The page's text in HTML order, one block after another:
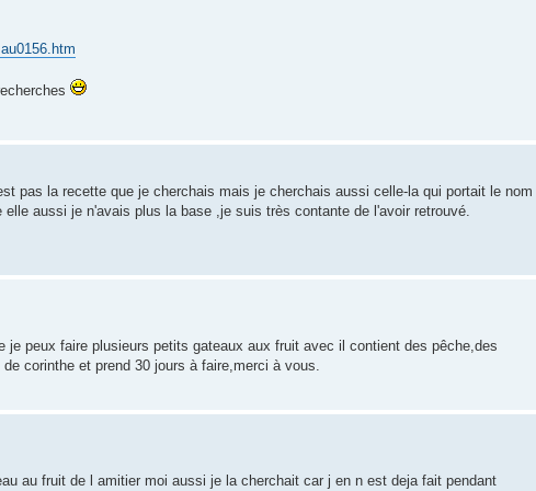
pas la recette que je cherchais mais je cherchais aussi celle-la qui portait le nom
aussi je n'avais plus la base ,je suis très contante de l'avoir retrouvé.
je peux faire plusieurs petits gateaux aux fruit avec il contient des pêche,des
corinthe et prend 30 jours à faire,merci à vous.
au fruit de l amitier moi aussi je la cherchait car j en n est deja fait pendant